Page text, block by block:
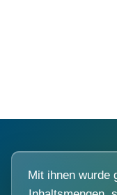
Mit ihnen wurde